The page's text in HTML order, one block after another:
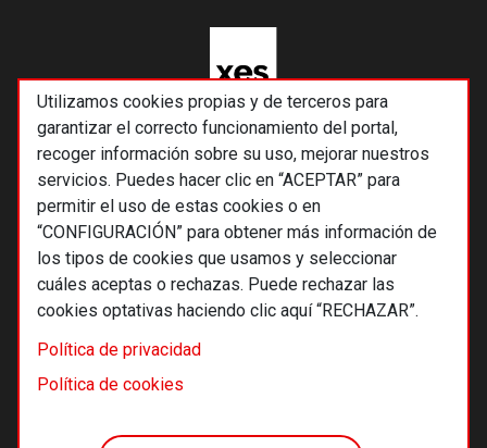
Utilizamos cookies propias y de terceros para
garantizar el correcto funcionamiento del portal,
recoger información sobre su uso, mejorar nuestros
servicios. Puedes hacer clic en “ACEPTAR” para
permitir el uso de estas cookies o en
“CONFIGURACIÓN” para obtener más información de
los tipos de cookies que usamos y seleccionar
cuáles aceptas o rechazas. Puede rechazar las
cookies optativas haciendo clic aquí “RECHAZAR”.
Política de privacidad
Política de cookies
© 2026 Alternativas económicas SCCL
Footer
Términos y condiciones de uso
Política de cookies